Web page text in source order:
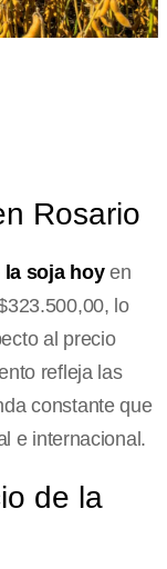
Rosario
la soja hoyen
lo
al precio
refleja las
constante que
e internacional.
de la